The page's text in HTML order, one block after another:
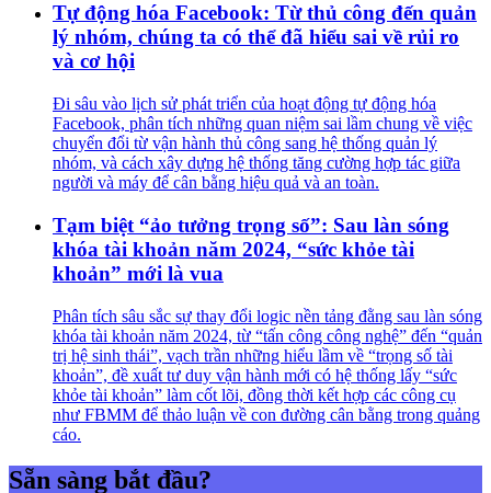
Tự động hóa Facebook: Từ thủ công đến quản
lý nhóm, chúng ta có thể đã hiểu sai về rủi ro
và cơ hội
Đi sâu vào lịch sử phát triển của hoạt động tự động hóa
Facebook, phân tích những quan niệm sai lầm chung về việc
chuyển đổi từ vận hành thủ công sang hệ thống quản lý
nhóm, và cách xây dựng hệ thống tăng cường hợp tác giữa
người và máy để cân bằng hiệu quả và an toàn.
Tạm biệt “ảo tưởng trọng số”: Sau làn sóng
khóa tài khoản năm 2024, “sức khỏe tài
khoản” mới là vua
Phân tích sâu sắc sự thay đổi logic nền tảng đằng sau làn sóng
khóa tài khoản năm 2024, từ “tấn công công nghệ” đến “quản
trị hệ sinh thái”, vạch trần những hiểu lầm về “trọng số tài
khoản”, đề xuất tư duy vận hành mới có hệ thống lấy “sức
khỏe tài khoản” làm cốt lõi, đồng thời kết hợp các công cụ
như FBMM để thảo luận về con đường cân bằng trong quảng
cáo.
Sẵn sàng bắt đầu?